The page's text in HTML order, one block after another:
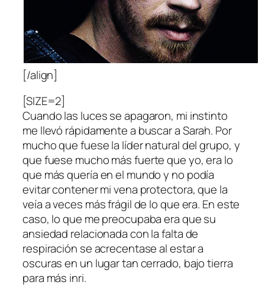
[/align]
[SIZE=2]
Cuando las luces se apagaron, mi instinto
me llevó rápidamente a buscar a Sarah. Por
mucho que fuese la líder natural del grupo, y
que fuese mucho más fuerte que yo, era lo
que más quería en el mundo y no podía
evitar contener mi vena protectora, que la
veía a veces más frágil de lo que era. En este
caso, lo que me preocupaba era que su
ansiedad relacionada con la falta de
respiración se acrecentase al estar a
oscuras en un lugar tan cerrado, bajo tierra
para más inri.